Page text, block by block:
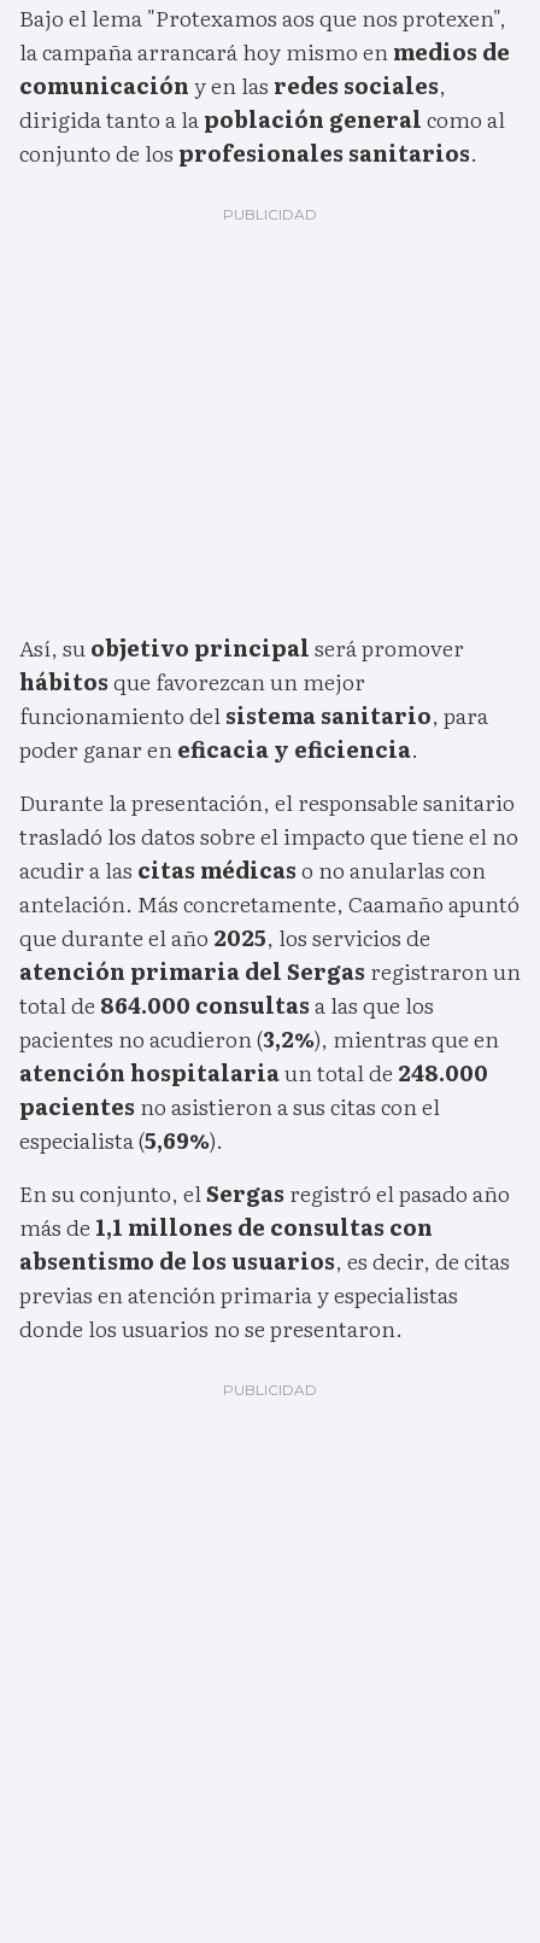
Bajo el lema "Protexamos aos que nos protexen",
la campaña arrancará hoy mismo enmedios de
comunicacióny en las redes sociales,
dirigida tanto a lapoblación generalcomo al
conjunto de los profesionales sanitarios.
Así, suobjetivo principalserá promover
hábitosque favorezcan un mejor
funcionamiento delsistema sanitario, para
poder ganar eneficacia y eficiencia.
Durante la presentación, el responsable sanitario
trasladó los datos sobre el impacto que tiene el no
acudir a las citas médicaso no anularlas con
antelación. Más concretamente, Caamaño apuntó
que durante el año 2025, los servicios de
atención primaria del Sergas registraron un
total de 864.000 consultasa las que los
pacientes no acudieron (3,2%), mientras que en
atención hospitalariaun total de 248.000
pacientes no asistieron a sus citas con el
especialista (5,69%).
En su conjunto, elSergas registró el pasado año
más de 1,1 millones de consultas con
absentismo de los usuarios, es decir, de citas
previas en atención primaria y especialistas
donde los usuarios no se presentaron.